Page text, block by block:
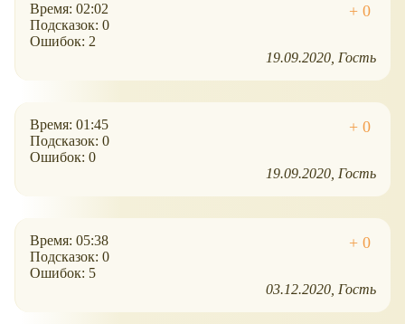
Время: 02:02
Подсказок: 0
Ошибок: 2
19.09.2020 Гость
Время: 01:45
Подсказок: 0
Ошибок: 0
19.09.2020 Гость
Время: 05:38
Подсказок: 0
Ошибок: 5
03.12.2020 Гость